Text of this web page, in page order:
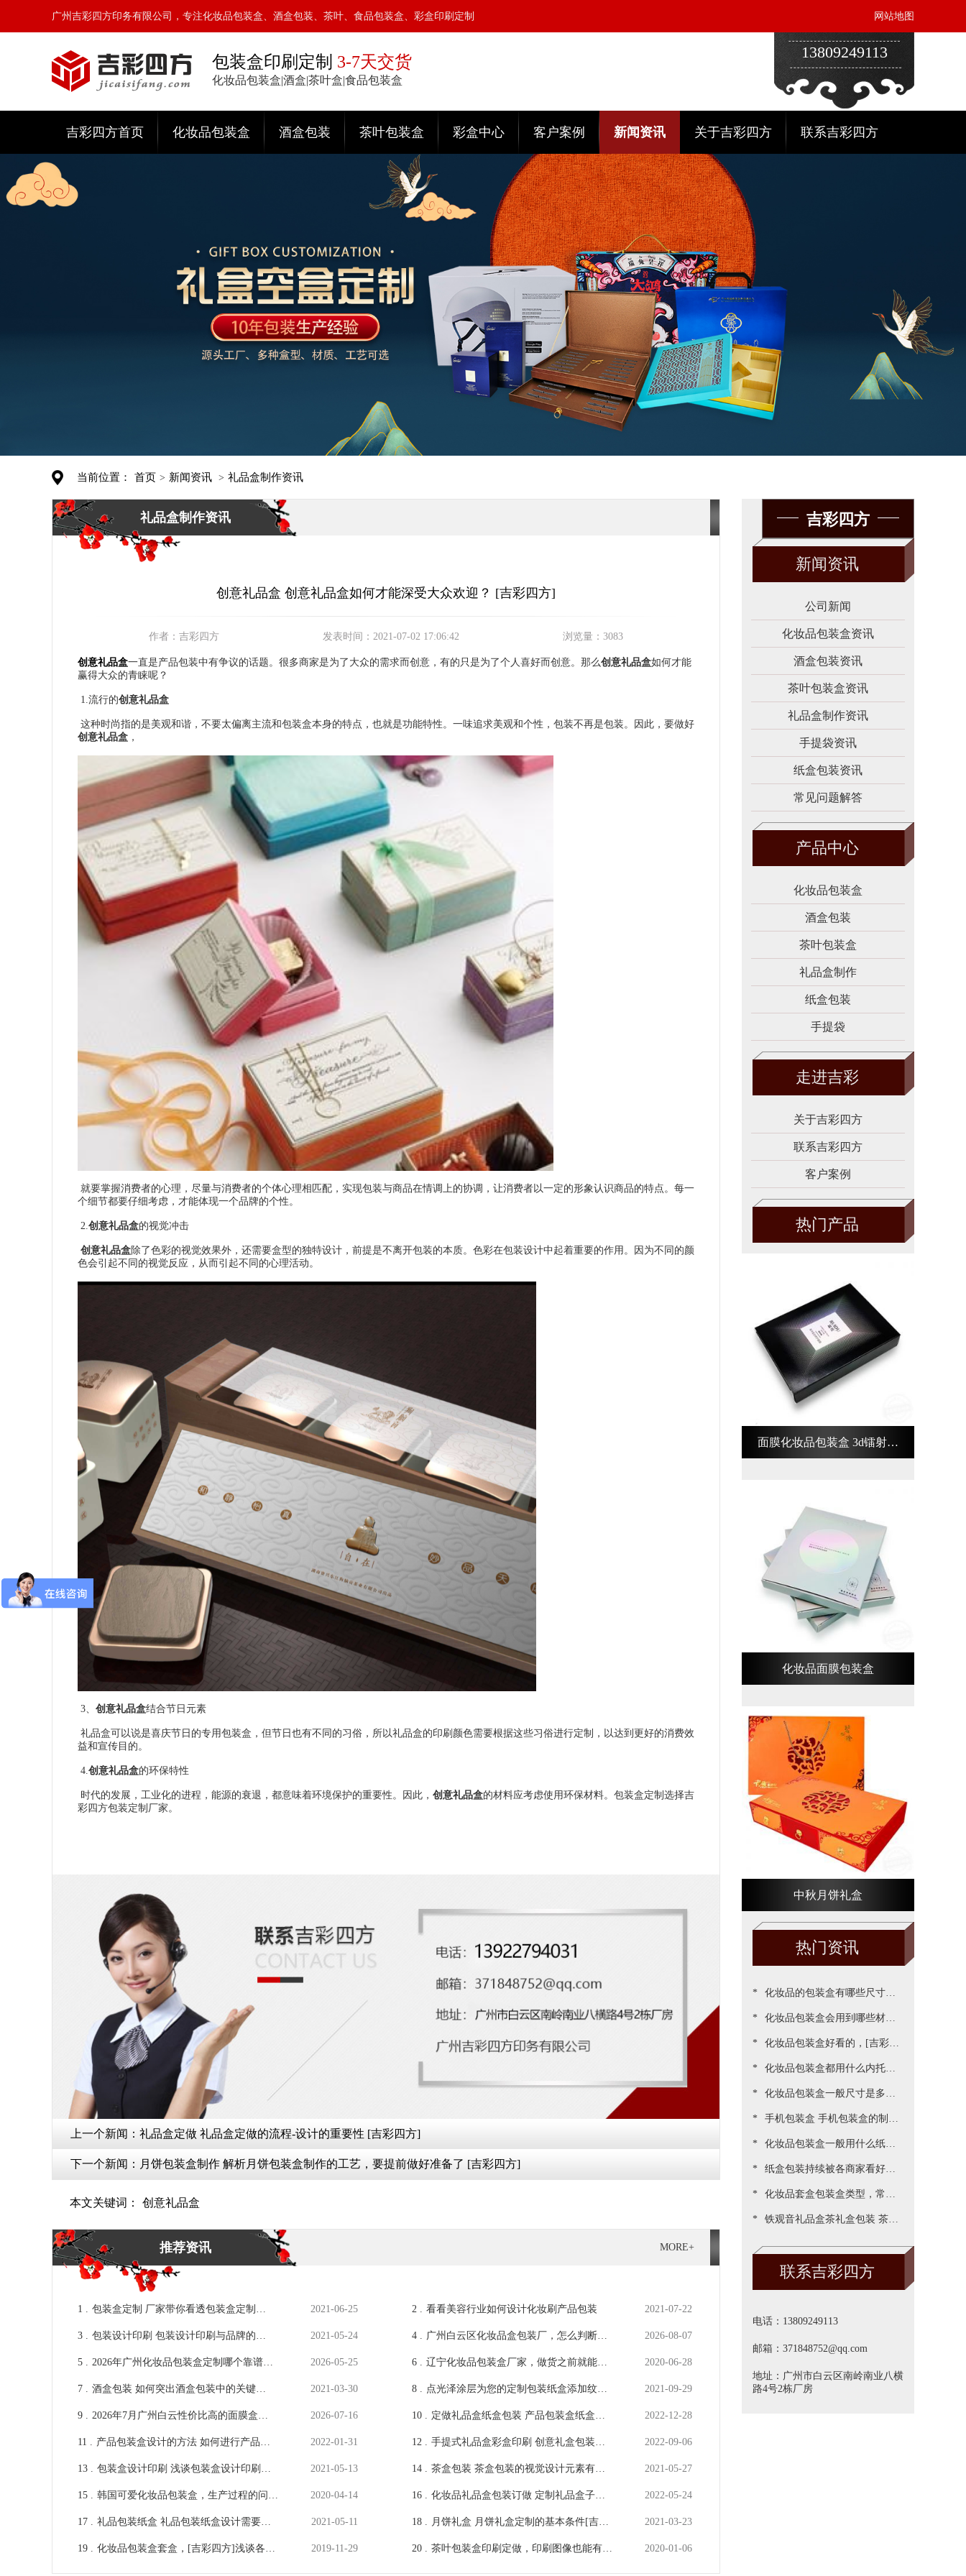
广州吉彩四方印务有限公司，专注化妆品包装盒、酒盒包装、茶叶、食品包装盒、彩盒印刷定制 网站地图
包装盒印刷定制 3-7天交货
化妆品包装盒|酒盒|茶叶盒|食品包装盒
13809249113
吉彩四方首页 化妆品包装盒 酒盒包装 茶叶包装盒 彩盒中心 客户案例 新闻资讯 关于吉彩四方 联系吉彩四方
当前位置： 首页 > 新闻资讯 > 礼品盒制作资讯
礼品盒制作资讯
创意礼品盒 创意礼品盒如何才能深受大众欢迎？ [吉彩四方]
作者： 吉彩四方 发表时间： 2021-07-02 17:06:42 浏览量： 3083
创意礼品盒一直是产品包装中有争议的话题。很多商家是为了大众的需求而创意，有的只是为了个人喜好而创意。那么创意礼品盒如何才能
赢得大众的青睐呢？
1.流行的创意礼品盒
这种时尚指的是美观和谐，不要太偏离主流和包装盒本身的特点，也就是功能特性。一味追求美观和个性，包装不再是包装。因此，要做好
创意礼品盒 ，
就要掌握消费者的心理，尽量与消费者的个体心理相匹配，实现包装与商品在情调上的协调，让消费者以一定的形象认识商品的特点。每一
个细节都要仔细考虑，才能体现一个品牌的个性。
2.创意礼品盒的视觉冲击
创意礼品盒除了色彩的视觉效果外，还需要盒型的独特设计，前提是不离开包装的本质。色彩在包装设计中起着重要的作用。因为不同的颜
色会引起不同的视觉反应，从而引起不同的心理活动。
3、 创意礼品盒结合节日元素
礼品盒可以说是喜庆节日的专用包装盒，但节日也有不同的习俗，所以礼品盒的印刷颜色需要根据这些习俗进行定制，以达到更好的消费效
益和宣传目的。
4.创意礼品盒的环保特性
时代的发展，工业化的进程，能源的衰退，都意味着环境保护的重要性。因此， 创意礼品盒的材料应考虑使用环保材料。 包装盒定制选择吉
彩四方包装定制厂家。
上一个新闻： 礼品盒定做 礼品盒定做的流程-设计的重要性 [吉彩四方]
下一个新闻： 月饼包装盒制作 解析月饼包装盒制作的工艺，要提前做好准备了 [吉彩四方]
本文关键词： 创意礼品盒
推荐资讯 MORE+
1 .
包装盒定制 厂家带你看透包装盒定制生
2021-06-25 2 . 看看美容行业如何设计化妆刷产品包装 2021-07-22
3 .
包装设计印刷 包装设计印刷与品牌的关
2021-05-24 4 .
广州白云区化妆品盒包装厂，怎么判断工
2026-08-07
5 .
2026年广州化妆品包装盒定制哪个靠谱：
2026-05-25 6 .
辽宁化妆品包装盒厂家，做货之前就能看
2020-06-28
7 .
酒盒包装 如何突出酒盒包装中的关键点
2021-03-30 8 .
点光泽涂层为您的定制包装纸盒添加纹理
2021-09-29
9 .
2026年7月广州白云性价比高的面膜盒生
2026-07-16 10 .
定做礼品盒纸盒包装 产品包装盒纸盒订
2022-12-28
11 .
产品包装盒设计的方法 如何进行产品包
2022-01-31 12 .
手提式礼品盒彩盒印刷 创意礼盒包装盒
2022-09-06
13 .
包装盒设计印刷 浅谈包装盒设计印刷的
2021-05-13 14 .
茶盒包装 茶盒包装的视觉设计元素有哪
2021-05-27
15 .
韩国可爱化妆品包装盒，生产过程的问题
2020-04-14 16 .
化妆品礼品盒包装订做 定制礼品盒子化
2022-05-24
17 .
礼品包装纸盒 礼品包装纸盒设计需要注
2021-05-11 18 .
月饼礼盒 月饼礼盒定制的基本条件[吉彩
2021-03-23
19 .
化妆品包装盒套盒，[吉彩四方]浅谈各种
2019-11-29 20 .
茶叶包装盒印刷定做，印刷图像也能有很
2020-01-06
吉彩四方
新闻资讯
公司新闻
化妆品包装盒资讯
酒盒包装资讯
茶叶包装盒资讯
礼品盒制作资讯
手提袋资讯
纸盒包装资讯
常见问题解答
产品中心
化妆品包装盒
酒盒包装
茶叶包装盒
礼品盒制作
纸盒包装
手提袋
走进吉彩
关于吉彩四方
联系吉彩四方
客户案例
热门产品
面膜化妆品包装盒 3d镭射化
化妆品面膜包装盒
中秋月饼礼盒
热门资讯
* 化妆品的包装盒有哪些尺寸，
包装尺寸需要怎么设定呢[吉彩
四方]
* 化妆品包装盒会用到哪些材
质？[吉彩四方]为您一一罗列
出来
* 化妆品包装盒好看的，[吉彩四
方]为客户做出各种好看包装案
例
* 化妆品包装盒都用什么内托，
[吉彩四方]常见的有三种材质
* 化妆品包装盒一般尺寸是多
少，实际测算的尺寸更精准[吉
彩四方]
* 手机包装盒 手机包装盒的制作
过程[吉彩四方]详解包装的制
作流程
* 化妆品包装盒一般用什么纸，
说说常用的材质都有哪些[吉彩
四方]
* 纸盒包装持续被各商家看好，
源于国家对环保的重视与监管
[吉彩四方]新闻
* 化妆品套盒包装盒类型，常见
的包装盒型有哪些呢？[吉彩四
方]
* 铁观音礼品盒茶礼盒包装 茶叶
包装盒礼盒定制厂家[吉彩四
联系吉彩四方
电话：13809249113
邮箱：371848752@qq.com
地址：广州市白云区南岭南业八横
路4号2栋厂房